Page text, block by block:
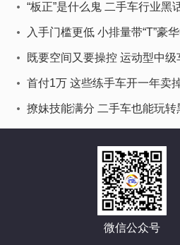
“板正”是什么鬼 二手车行业黑
入手门槛更低 小排量带“T”豪
既要空间又要操控 运动型中级
首付1万 这些练手车开一年卖
撩妹技能满分 二手车也能玩转
微信公众号